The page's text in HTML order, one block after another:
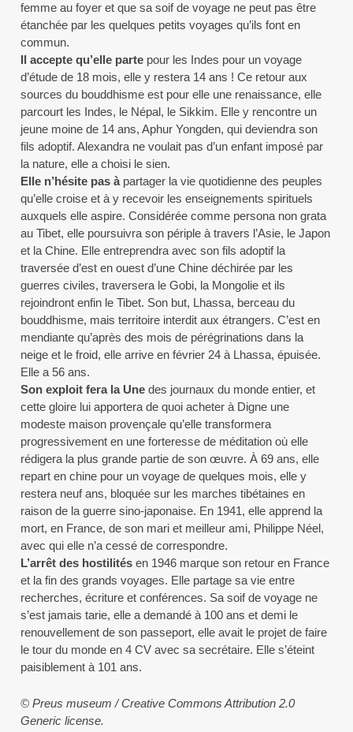
femme au foyer et que sa soif de voyage ne peut pas être
étanchée par les quelques petits voyages qu’ils font en
commun.
Il accepte qu’elle parte pour les Indes pour un voyage
d’étude de 18 mois, elle y restera 14 ans ! Ce retour aux
sources du bouddhisme est pour elle une renaissance, elle
parcourt les Indes, le Népal, le Sikkim. Elle y rencontre un
jeune moine de 14 ans, Aphur Yongden, qui deviendra son
fils adoptif. Alexandra ne voulait pas d’un enfant imposé par
la nature, elle a choisi le sien.
Elle n’hésite pas à partager la vie quotidienne des peuples
qu’elle croise et à y recevoir les enseignements spirituels
auxquels elle aspire. Considérée comme persona non grata
au Tibet, elle poursuivra son périple à travers l’Asie, le Japon
et la Chine. Elle entreprendra avec son fils adoptif la
traversée d’est en ouest d’une Chine déchirée par les
guerres civiles, traversera le Gobi, la Mongolie et ils
rejoindront enfin le Tibet. Son but, Lhassa, berceau du
bouddhisme, mais territoire interdit aux étrangers. C’est en
mendiante qu’après des mois de pérégrinations dans la
neige et le froid, elle arrive en février 24 à Lhassa, épuisée.
Elle a 56 ans.
Son exploit fera la Une des journaux du monde entier, et
cette gloire lui apportera de quoi acheter à Digne une
modeste maison provençale qu’elle transformera
progressivement en une forteresse de méditation où elle
rédigera la plus grande partie de son œuvre. À 69 ans, elle
repart en chine pour un voyage de quelques mois, elle y
restera neuf ans, bloquée sur les marches tibétaines en
raison de la guerre sino-japonaise. En 1941, elle apprend la
mort, en France, de son mari et meilleur ami, Philippe Néel,
avec qui elle n’a cessé de correspondre.
L’arrêt des hostilités en 1946 marque son retour en France
et la fin des grands voyages. Elle partage sa vie entre
recherches, écriture et conférences. Sa soif de voyage ne
s’est jamais tarie, elle a demandé à 100 ans et demi le
renouvellement de son passeport, elle avait le projet de faire
le tour du monde en 4 CV avec sa secrétaire. Elle s’éteint
paisiblement à 101 ans.
© Preus museum / Creative Commons Attribution 2.0
Generic license.